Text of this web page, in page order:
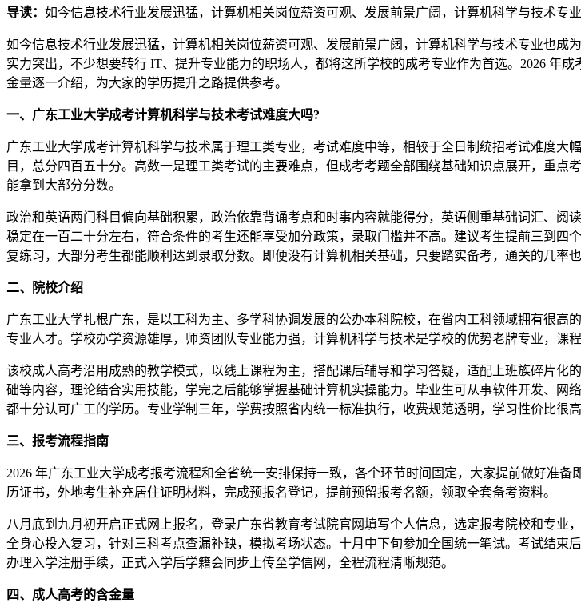
导读： 如今信息技术行业发展迅猛，计算机相关岗位薪资可观、发展前景广阔，计算机科学与技术专
如今信息技术行业发展迅猛，计算机相关岗位薪资可观、发展前景广阔，计算机科学与技术专业也
实力突出，不少想要转行 IT、提升专业能力的职场人，都将这所学校的成考专业作为首选。2026 年
金量逐一介绍，为大家的学历提升之路提供参考。
一、广东工业大学成考计算机科学与技术考试难度大吗?
广东工业大学成考计算机科学与技术属于理工类专业，考试难度中等，相较于全日制统招考试难度
目，总分四百五十分。高数一是理工类考试的主要难点，但成考考题全部围绕基础知识点展开，重
能拿到大部分分数。
政治和英语两门科目偏向基础积累，政治依靠背诵考点和时事内容就能得分，英语侧重基础词汇、
稳定在一百二十分左右，符合条件的考生还能享受加分政策，录取门槛并不高。建议考生提前三到
复练习，大部分考生都能顺利达到录取分数。即便没有计算机相关基础，只要踏实备考，通关的几率也
二、院校介绍
广东工业大学扎根广东，是以工科为主、多学科协调发展的公办本科院校，在省内工科领域拥有很
专业人才。学校办学资源雄厚，师资团队专业能力强，计算机科学与技术是学校的优势老牌专业，课
该校成人高考沿用成熟的教学模式，以线上课程为主，搭配课后辅导和学习答疑，适配上班族碎片
础等内容，理论结合实用技能，学完之后能够掌握基础计算机实操能力。毕业生可从事软件开发、
都十分认可广工的学历。专业学制三年，学费按照省内统一标准执行，收费规范透明，学习性价比很高
三、报考流程指南
2026 年广东工业大学成考报考流程和全省统一安排保持一致，各个环节时间固定，大家提前做好准
历证书，外地考生补充居住证明材料，完成预报名登记，提前预留报考名额，领取全套备考资料。
八月底到九月初开启正式网上报名，登录广东省教育考试院官网填写个人信息，选定报考院校和专
全身心投入复习，针对三科考点查漏补缺，模拟考场状态。十月中下旬参加全国统一笔试。考试结
办理入学注册手续，正式入学后学籍会同步上传至学信网，全程流程清晰规范。
四、成人高考的含金量